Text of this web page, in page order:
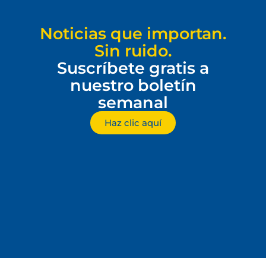
Noticias que importan.
Sin ruido.
Suscríbete gratis a
nuestro boletín
semanal
Haz clic aquí